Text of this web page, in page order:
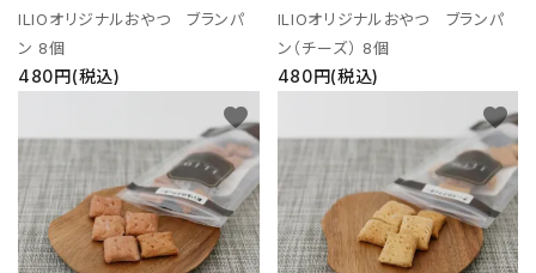
ILIOオリジナルおやつ ブランパ
ン 8個
480円(税込)
ILIOオリジナルおやつ ブランパ
ン（チーズ） 8個
480円(税込)
favorite favorite